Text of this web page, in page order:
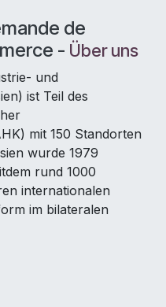
de
- Über uns
und
ist Teil des
mit 150 Standorten
wurde 1979
rund 1000
internationalen
im bilateralen